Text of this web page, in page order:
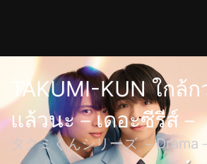
TAKUMI-KUN ใกล้
แล้วนะ－เดอะซีรีส์－
タクミくんシリーズ －Drama